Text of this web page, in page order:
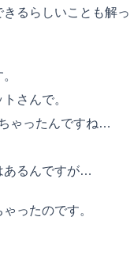
るらしいことも解っ
さんで。
ゃったんですね…
あるんですが…
ったのです。